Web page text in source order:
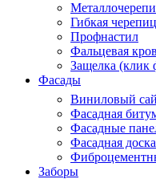
Гибкая
Профнастил
Фальцевая
Защелка (клик
Фасады
Виниловый
Фасадная
Фасадные
Фасадная
Заборы